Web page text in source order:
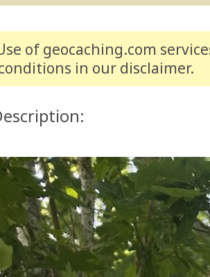
of geocaching.com
in our disclaimer.